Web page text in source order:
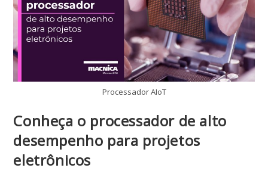
Processador AIoT
Conheça o processador de alto
desempenho para projetos
eletrônicos